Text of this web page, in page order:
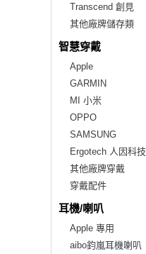
Transcend 創見
其他廠牌儲存類
智慧穿戴
Apple
GARMIN
MI 小米
OPPO
SAMSUNG
Ergotech 人因科技
其他廠牌穿戴
穿戴配件
耳機/喇叭
Apple 專用
aibo鈞嵐耳機喇叭